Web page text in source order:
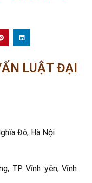
LUẬT ĐẠI
Đô, Hà Nội
TP Vĩnh yên, Vĩnh